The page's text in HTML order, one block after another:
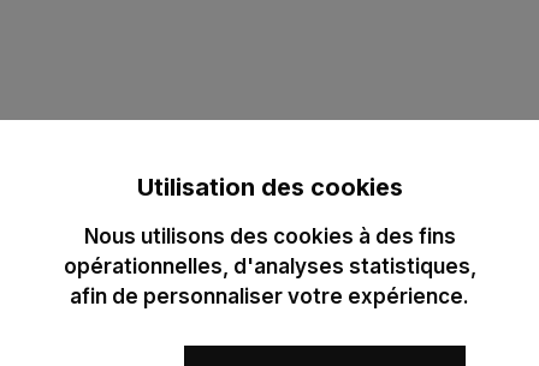
Utilisation des cookies
Nous utilisons des cookies à des fins
opérationnelles, d'analyses statistiques,
afin de personnaliser votre expérience.